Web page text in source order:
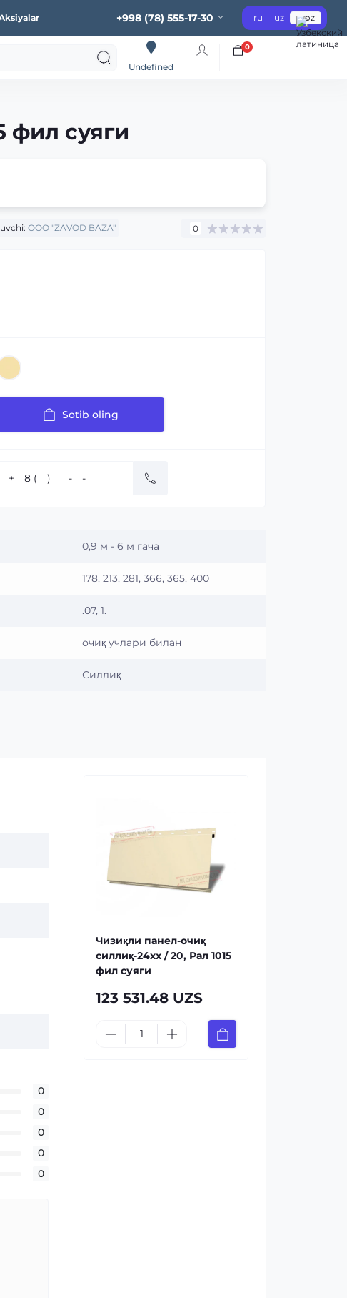
+998 (78) 555-17-30 ru uz oz
Undefined
0
фил суяги
OOO "ZAVOD BAZA" 0
Sotib oling
0,9 м - 6 м гача
178, 213, 281, 366, 365, 400
.07, 1.
очиқ учлари билан
Силлиқ
0
0
0
0
0
Чизиқли панел-очиқ
силлиқ-24xx / 20, Рал 1015
фил суяги
123 531.48 UZS